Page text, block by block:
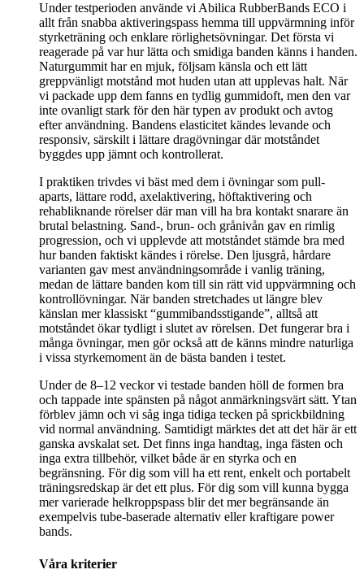
Under testperioden använde vi Abilica RubberBands ECO i
allt från snabba aktiveringspass hemma till uppvärmning inför
styrketräning och enklare rörlighetsövningar. Det första vi
reagerade på var hur lätta och smidiga banden känns i handen.
Naturgummit har en mjuk, följsam känsla och ett lätt
greppvänligt motstånd mot huden utan att upplevas halt. När
vi packade upp dem fanns en tydlig gummidoft, men den var
inte ovanligt stark för den här typen av produkt och avtog
efter användning. Bandens elasticitet kändes levande och
responsiv, särskilt i lättare dragövningar där motståndet
byggdes upp jämnt och kontrollerat.
I praktiken trivdes vi bäst med dem i övningar som pull-
aparts, lättare rodd, axelaktivering, höftaktivering och
rehabliknande rörelser där man vill ha bra kontakt snarare än
brutal belastning. Sand-, brun- och grånivån gav en rimlig
progression, och vi upplevde att motståndet stämde bra med
hur banden faktiskt kändes i rörelse. Den ljusgrå, hårdare
varianten gav mest användningsområde i vanlig träning,
medan de lättare banden kom till sin rätt vid uppvärmning och
kontrollövningar. När banden stretchades ut längre blev
känslan mer klassiskt “gummibandsstigande”, alltså att
motståndet ökar tydligt i slutet av rörelsen. Det fungerar bra i
många övningar, men gör också att de känns mindre naturliga
i vissa styrkemoment än de bästa banden i testet.
Under de 8–12 veckor vi testade banden höll de formen bra
och tappade inte spänsten på något anmärkningsvärt sätt. Ytan
förblev jämn och vi såg inga tidiga tecken på sprickbildning
vid normal användning. Samtidigt märktes det att det här är ett
ganska avskalat set. Det finns inga handtag, inga fästen och
inga extra tillbehör, vilket både är en styrka och en
begränsning. För dig som vill ha ett rent, enkelt och portabelt
träningsredskap är det ett plus. För dig som vill kunna bygga
mer varierade helkroppspass blir det mer begränsande än
exempelvis tube-baserade alternativ eller kraftigare power
bands.
Våra kriterier